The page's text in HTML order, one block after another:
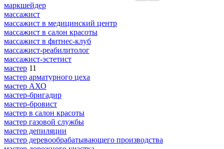
маркшейдер
массажист
массажист в медицинский центр
массажист в салон красоты
массажист в фитнес-клуб
массажист-реабилитолог
массажист-эстетист
мастер 11
мастер арматурного цеха
мастер АХО
мастер-бригадир
мастер-бровист
мастер в салон красоты
мастер газовой службы
мастер депиляции
мастер деревообрабатывающего производства